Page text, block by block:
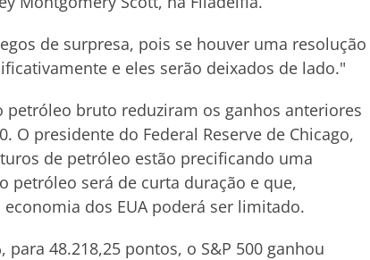
de surpresa, pois se houver uma resolução
e eles serão deixados de lado."
bruto reduziram os ganhos anteriores
O presidente do Federal Reserve de Chicago,
de petróleo estão precificando uma
petróleo será de curta duração e que,
dos EUA poderá ser limitado.
48.218,25 pontos, o S&P 500 ganhou